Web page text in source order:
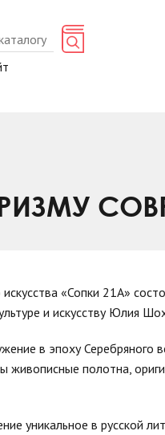
«Сопки 21А»
и искусству Юлия
в эпоху
живописные полотна,
уникальное в русской